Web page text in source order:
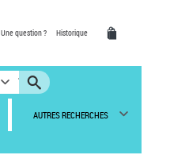
Une question ? Historique
AUTRES RECHERCHES